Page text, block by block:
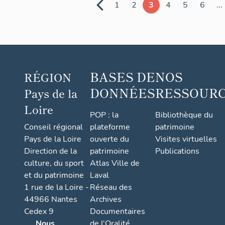
de
Mans
1 2 3 4 5 6 ...
RÉGION
Pays de la
Loire
Conseil régional
Pays de la Loire
Direction de la
culture, du sport
et du patrimoine
1 rue de la Loire -
44966 Nantes
Cedex 9
BASES DE
DONNÉES
POP : la
plateforme
ouverte du
patrimoine
Atlas Ville de
Laval
Réseau des
Archives
Documentaires
NOS
Bibliothèque du
patrimoine
Visites virtuelles
Publications